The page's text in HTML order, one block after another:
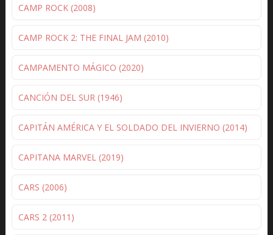
CAMP ROCK (2008)
CAMP ROCK 2: THE FINAL JAM (2010)
CAMPAMENTO MÁGICO (2020)
CANCIÓN DEL SUR (1946)
CAPITÁN AMÉRICA Y EL SOLDADO DEL INVIERNO (2014)
CAPITANA MARVEL (2019)
CARS (2006)
CARS 2 (2011)